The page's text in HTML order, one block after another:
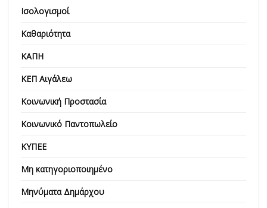
Ισολογισμοί
Καθαριότητα
ΚΑΠΗ
ΚΕΠ Αιγάλεω
Κοινωνική Προστασία
Κοινωνικό Παντοπωλείο
ΚΥΠΕΕ
Μη κατηγοριοποιημένο
Μηνύματα Δημάρχου